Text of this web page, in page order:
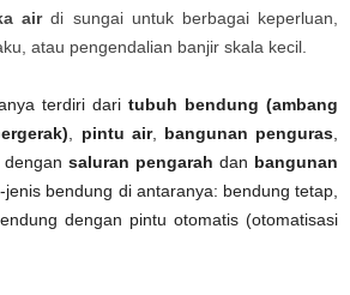
airdi sungai untuk berbagai keperluan,
atau pengendalian banjir skala kecil.
terdiri dari tubuh bendung (ambang
pintu air, bangunan penguras
saluran pengarah dan bangunan
jenis bendung di antaranya: bendung tetap,
dengan pintu otomatis (otomatisasi